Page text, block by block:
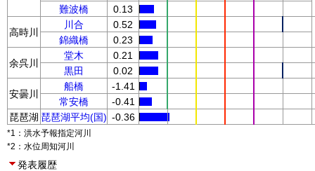
難波橋
0.13
高時川
川合
0.52
錦織橋
0.23
余呉川
堂木
0.21
黒田
0.02
安曇川
船橋
-1.41
常安橋
-0.41
琵琶湖 琵琶湖平均(国) -0.36
*1：洪水予報指定河川
*2：水位周知河川
発表履歴